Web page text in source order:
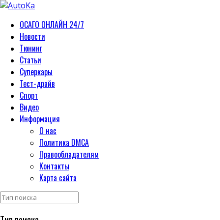
ОСАГО ОНЛАЙН 24/7
Новости
Тюнинг
Статьи
Суперкары
Тест-драйв
Спорт
Видео
Информация
О нас
Политика DMCA
Правообладателям
Контакты
Карта сайта